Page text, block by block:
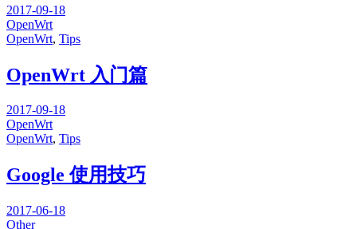
2017-09-18
OpenWrt
OpenWrt, Tips
OpenWrt 入门篇
2017-09-18
OpenWrt
OpenWrt, Tips
Google 使用技巧
2017-06-18
Other